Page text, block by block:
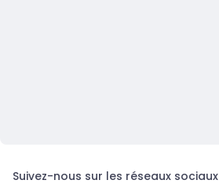
Suivez-nous sur les réseaux sociaux